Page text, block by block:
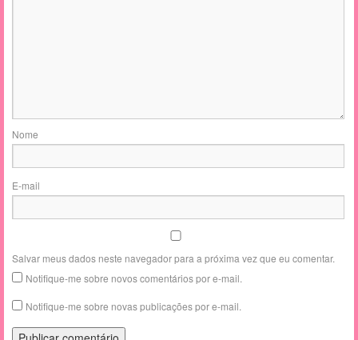
Nome
E-mail
Salvar meus dados neste navegador para a próxima vez que eu comentar.
Notifique-me sobre novos comentários por e-mail.
Notifique-me sobre novas publicações por e-mail.